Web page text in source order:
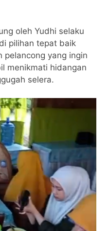
oleh Yudhi selaku
pilihan tepat baik
pelancong yang ingin
menikmati hidangan
selera.